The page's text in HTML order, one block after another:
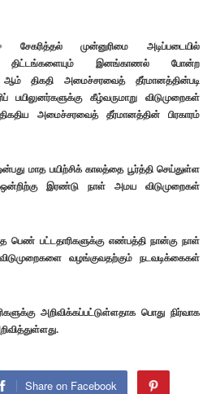
முன்னுரிமை அடிப்படையில்
திட்டங்களையும் இனங்காணல் போன்ற
ஆம் திகதி அமைச்சரவைத் தீர்மானத்தின்படி
கீழ்வருமாறு விடுமுறைகள்
அமைச்சரவைத் தீர்மானத்தின் பிரகாரம்
மாத பயிற்சிக் காலத்தை பூர்த்தி செய்துள்ள
ஒன்றிற்கு இரண்டு நாள் அமய விடுமுறைகள்
பெண் பட்டதாரிகளுக்கு எண்பத்தி நான்கு நாள்
வழங்குவதற்கும் நடவடிக்கைகள்
அறிவிக்கப்பட்டுள்ளதாக பொது நிர்வாக
Share on Facebook